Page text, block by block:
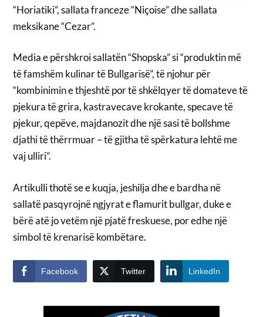
“Horiatiki”, sallata franceze “Niçoise” dhe sallata
meksikane “Cezar”.
Media e përshkroi sallatën “Shopska” si “produktin më
të famshëm kulinar të Bullgarisë”, të njohur për
“kombinimin e thjeshtë por të shkëlqyer të domateve të
pjekura të grira, kastravecave krokante, specave të
pjekur, qepëve, majdanozit dhe një sasi të bollshme
djathi të thërrmuar – të gjitha të spërkatura lehtë me
vaj ulliri”.
Artikulli thotë se e kuqja, jeshilja dhe e bardha në
sallatë pasqyrojnë ngjyrat e flamurit bullgar, duke e
bërë atë jo vetëm një pjatë freskuese, por edhe një
simbol të krenarisë kombëtare.
Facebook Twitter LinkedIn